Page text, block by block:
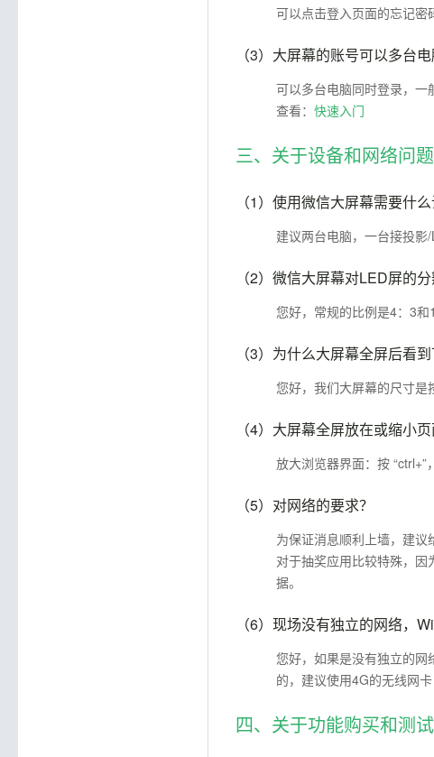
可以点击登入页面的忘记密
（3） 大屏幕的账号可以多台电
可以多台电脑同时登录，一
查看： 快速入门
三、关于设备和网络问题
（1） 使用微信大屏幕需要什么
建议两台电脑，一台接投影
（2） 微信大屏幕对LED屏的分
您好，常规的比例是4：3和
（3） 为什么大屏幕全屏后看到
您好，我们大屏幕的尺寸是
（4） 大屏幕全屏放在或缩小
放大浏览器界面：按 “ctrl+”
（5） 对网络的要求？
为保证消息顺利上墙，建议
对于抽奖应用比较特殊，
据。
（6） 现场没有独立的网络，
您好，如果是没有独立的
的，建议使用4G的无线网
四、关于功能购买和测